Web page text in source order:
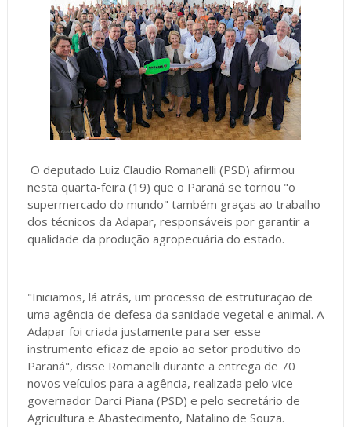
O deputado Luiz Claudio Romanelli (PSD) afirmou
nesta quarta-feira (19) que o Paraná se tornou "o
supermercado do mundo" também graças ao trabalho
dos técnicos da Adapar, responsáveis por garantir a
qualidade da produção agropecuária do estado.
"Iniciamos, lá atrás, um processo de estruturação de
uma agência de defesa da sanidade vegetal e animal. A
Adapar foi criada justamente para ser esse
instrumento eficaz de apoio ao setor produtivo do
Paraná", disse Romanelli durante a entrega de 70
novos veículos para a agência, realizada pelo vice-
governador Darci Piana (PSD) e pelo secretário de
Agricultura e Abastecimento, Natalino de Souza.